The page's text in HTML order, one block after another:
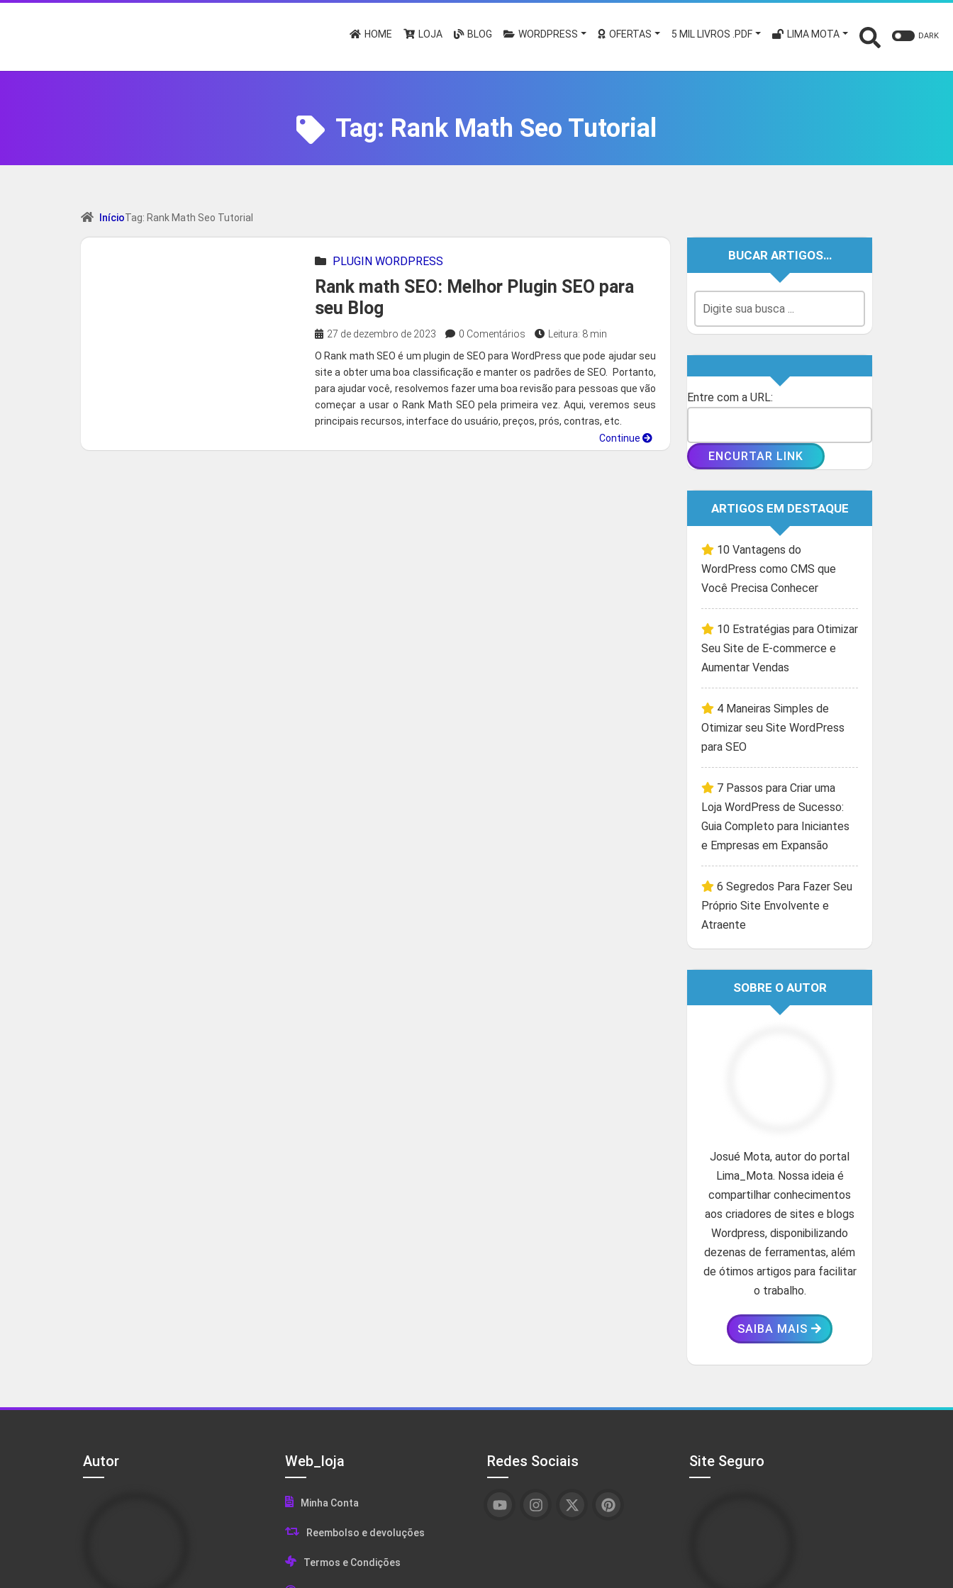
HOME LOJA BLOG WORDPRESS OFERTAS 5 MIL LIVROS .PDF LIMA MOTA DARK
Tag: Rank Math Seo Tutorial
InícioTag: Rank Math Seo Tutorial
PLUGIN WORDPRESS
Rank math SEO: Melhor Plugin SEO para
seu Blog
27 de dezembro de 2023 0 Comentários
Leitura: 8 min
O Rank math SEO é um plugin de SEO para WordPress que pode ajudar seu
site a obter uma boa classificação e manter os padrões de SEO. Portanto,
para ajudar você, resolvemos fazer uma boa revisão para pessoas que vão
começar a usar o Rank Math SEO pela primeira vez. Aqui, veremos seus
principais recursos, interface do usuário, preços, prós, contras, etc.
Continue
BUCAR ARTIGOS…
Entre com a URL:
ARTIGOS EM DESTAQUE
10 Vantagens do
WordPress como CMS que
Você Precisa Conhecer
10 Estratégias para Otimizar
Seu Site de E-commerce e
Aumentar Vendas
4 Maneiras Simples de
Otimizar seu Site WordPress
para SEO
7 Passos para Criar uma
Loja WordPress de Sucesso:
Guia Completo para Iniciantes
e Empresas em Expansão
6 Segredos Para Fazer Seu
Próprio Site Envolvente e
Atraente
SOBRE O AUTOR
Josué Mota, autor do portal
Lima_Mota. Nossa ideia é
compartilhar conhecimentos
aos criadores de sites e blogs
Wordpress, disponibilizando
dezenas de ferramentas, além
de ótimos artigos para facilitar
o trabalho.
SAIBA MAIS
Autor Web_loja
Minha Conta
Reembolso e devoluções
Termos e Condições
Redes Sociais Site Seguro